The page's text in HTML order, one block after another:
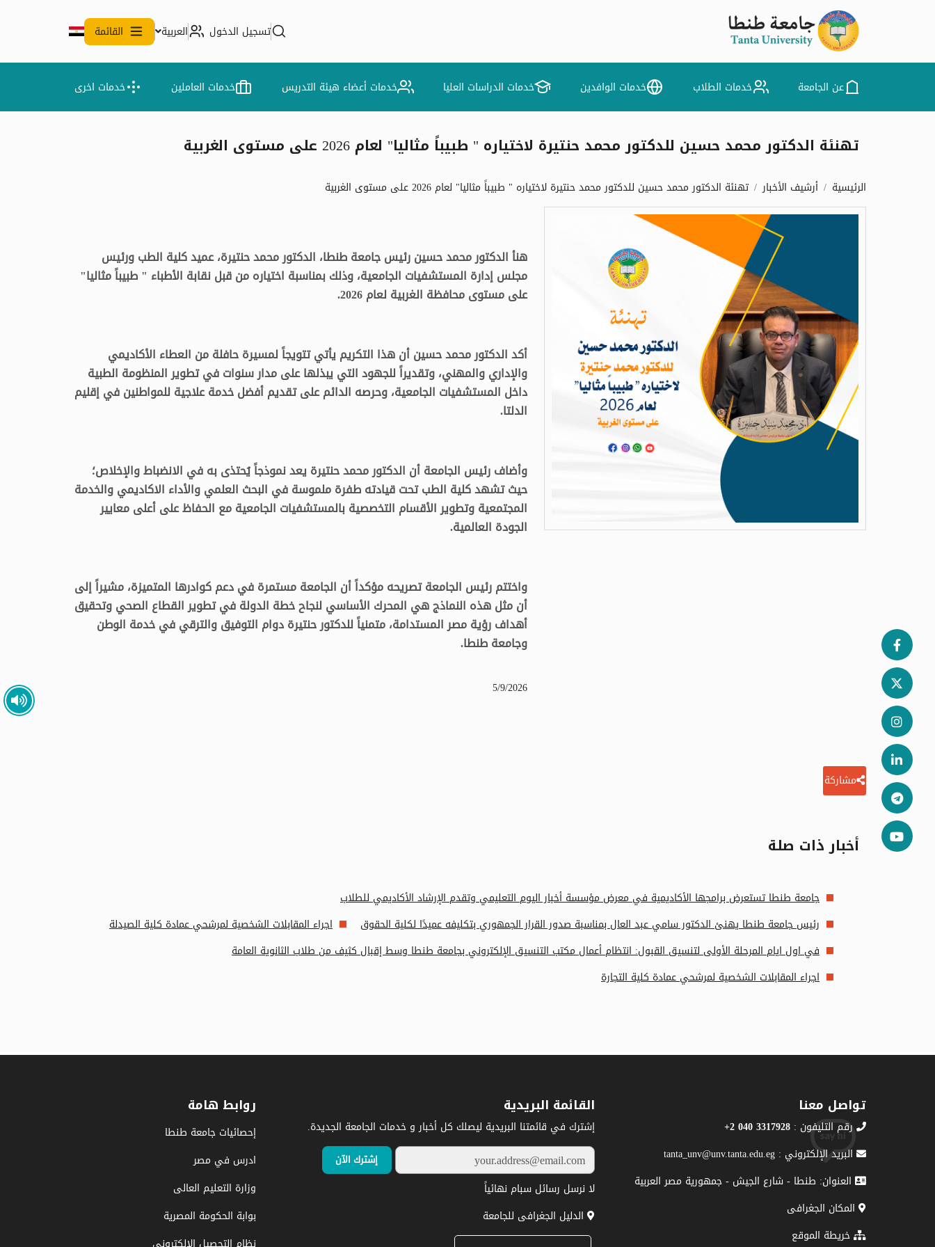
تسجيل الدخول العربية القائمة
عن الجامعة خدمات الطلاب خدمات الوافدين خدمات الدراسات العليا خدمات أعضاء هيئة التدريس خدمات العاملين خدمات اخرى
تهنئة الدكتور محمد حسين للدكتور محمد حنتيرة لاختياره " طبيباً مثاليا" لعام 2026 على مستوى الغربية
الرئيسية أرشيف الأخبار تهنئة الدكتور محمد حسين للدكتور محمد حنتيرة لاختياره " طبيباً مثاليا" لعام 2026 على مستوى الغربية
هنأ الدكتور محمد حسين رئيس جامعة طنطا، الدكتور محمد حنتيرة، عميد كلية الطب ورئيس
مجلس إدارة المستشفيات الجامعية، وذلك بمناسبة اختياره من قبل نقابة الأطباء " طبيباً مثاليا"
على مستوى محافظة الغربية لعام 2026.
أكد الدكتور محمد حسين أن هذا التكريم يأتي تتويجاً لمسيرة حافلة من العطاء الأكاديمي
والإداري والمهني، وتقديراً للجهود التي يبذلها على مدار سنوات في تطوير المنظومة الطبية
داخل المستشفيات الجامعية، وحرصه الدائم على تقديم أفضل خدمة علاجية للمواطنين في إقليم
الدلتا.
وأضاف رئيس الجامعة أن الدكتور محمد حنتيرة يعد نموذجاً يُحتذى به في الانضباط والإخلاص؛
حيث تشهد كلية الطب تحت قيادته طفرة ملموسة في البحث العلمي والأداء الاكاديمي والخدمة
المجتمعية وتطوير الأقسام التخصصية بالمستشفيات الجامعية مع الحفاظ على أعلى معايير
الجودة العالمية.
واختتم رئيس الجامعة تصريحه مؤكداً أن الجامعة مستمرة في دعم كوادرها المتميزة، مشيراً إلى
أن مثل هذه النماذج هي المحرك الأساسي لنجاح خطة الدولة في تطوير القطاع الصحي وتحقيق
أهداف رؤية مصر المستدامة، متمنياً للدكتور حنتيرة دوام التوفيق والترقي في خدمة الوطن
وجامعة طنطا.
5/9/2026
مشاركة
أخبار ذات صلة
جامعة طنطا تستعرض برامجها الأكاديمية في معرض مؤسسة أخبار اليوم التعليمي وتقدم الإرشاد الأكاديمي للطلاب
رئيس جامعة طنطا يهنئ الدكتور سامي عبد العال بمناسبة صدور القرار الجمهوري بتكليفه عميدًا لكلية الحقوق
اجراء المقابلات الشخصية لمرشحي عمادة كلية الصيدلة
في اول ايام المرحلة الأولى لتنسيق القبول: انتظام أعمال مكتب التنسيق الإلكتروني بجامعة طنطا وسط إقبال كثيف من طلاب الثانوية العامة
اجراء المقابلات الشخصية لمرشحي عمادة كلية التجارة
تواصل معنا
رقم التليفون : 3317928 040 2+
البريد الإلكتروني : tanta_unv@unv.tanta.edu.eg
العنوان: طنطا - شارع الجيش - جمهورية مصر العربية
المكان الجغرافى
خريطة الموقع
القائمة البريدية
إشترك في قائمتنا البريدية ليصلك كل أخبار و خدمات الجامعة الجديدة.
لا نرسل رسائل سبام نهائياً
الدليل الجغرافى للجامعة
روابط هامة
إحصائيات جامعة طنطا
ادرس في مصر
وزارة التعليم العالى
بوابة الحكومة المصرية